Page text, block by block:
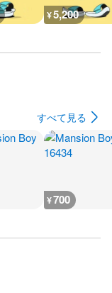
¥5,200
すべて見る
¥700